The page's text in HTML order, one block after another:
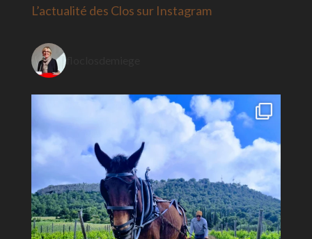
L’actualité des Clos sur Instagram
floclosdemiege